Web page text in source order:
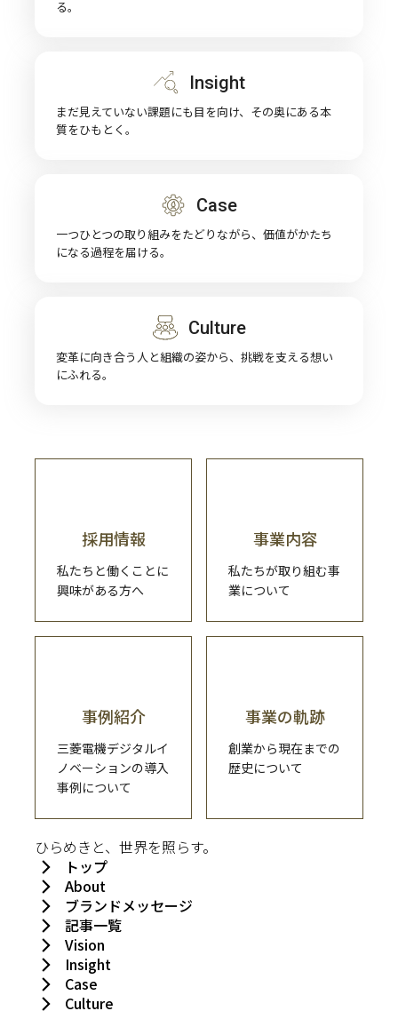
る。
Insight
まだ見えていない課題にも目を向け、その奥にある本
質をひもとく。
Case
一つひとつの取り組みをたどりながら、価値がかたち
になる過程を届ける。
Culture
変革に向き合う人と組織の姿から、挑戦を支える想い
にふれる。
採用情報
私たちと働くことに
興味がある方へ
事業内容
私たちが取り組む事
業について
事例紹介
三菱電機デジタルイ
ノベーションの導入
事例について​
事業の軌跡
創業から現在までの
歴史について
ひらめきと、世界を照らす。
トップ
About
ブランドメッセージ
記事一覧
Vision
Insight
Case
Culture